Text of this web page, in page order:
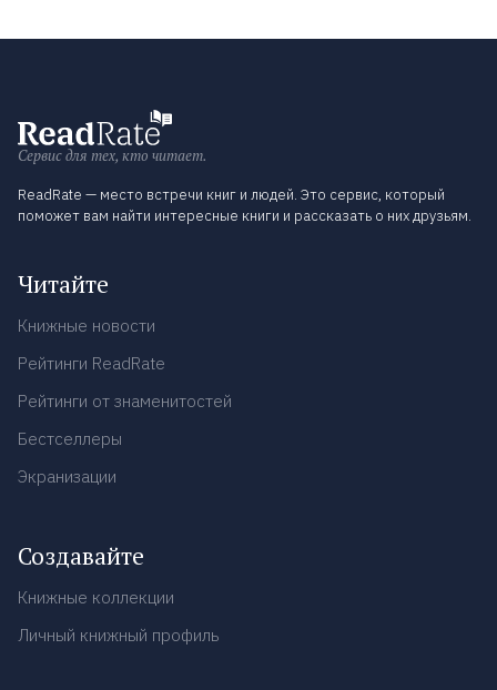
Сервис для тех, кто читает.
ReadRate — место встречи книг и людей. Это сервис, который
поможет вам найти интересные книги и рассказать о них друзьям.
Читайте
Книжные новости
Рейтинги ReadRate
Рейтинги от знаменитостей
Бестселлеры
Экранизации
Создавайте
Книжные коллекции
Личный книжный профиль